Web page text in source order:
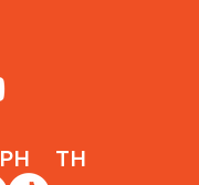
PH TH